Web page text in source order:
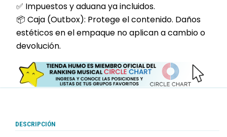
✅ Impuestos y aduana ya incluidos.
📦 Caja (Outbox): Protege el contenido. Daños
estéticos en el empaque no aplican a cambio o
devolución.
DESCRIPCIÓN